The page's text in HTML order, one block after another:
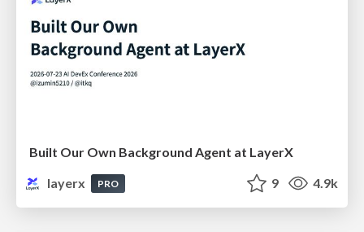
Built Our Own Background Agent at LayerX
layerx
PRO 9 4.9k